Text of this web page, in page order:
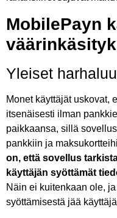
MobilePayn
Yleiset
Monet käyttäjät uskovat,
itsenäisesti ilman
paikkaansa, sillä
pankkiin ja
on, että sovellus
käyttäjän syöttämät
Näin ei kuitenkaan ole,
syöttämisestä jää